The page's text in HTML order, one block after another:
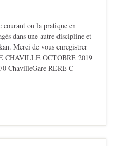
courant ou la pratique en
dans une autre discipline et
Merci de vous enregistrer
CHAVILLE OCTOBRE 2019
ChavilleGare RERE C -